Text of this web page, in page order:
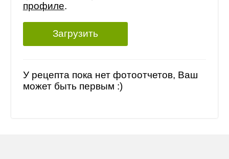
профиле.
Загрузить
У рецепта пока нет фотоотчетов, Ваш
может быть первым :)